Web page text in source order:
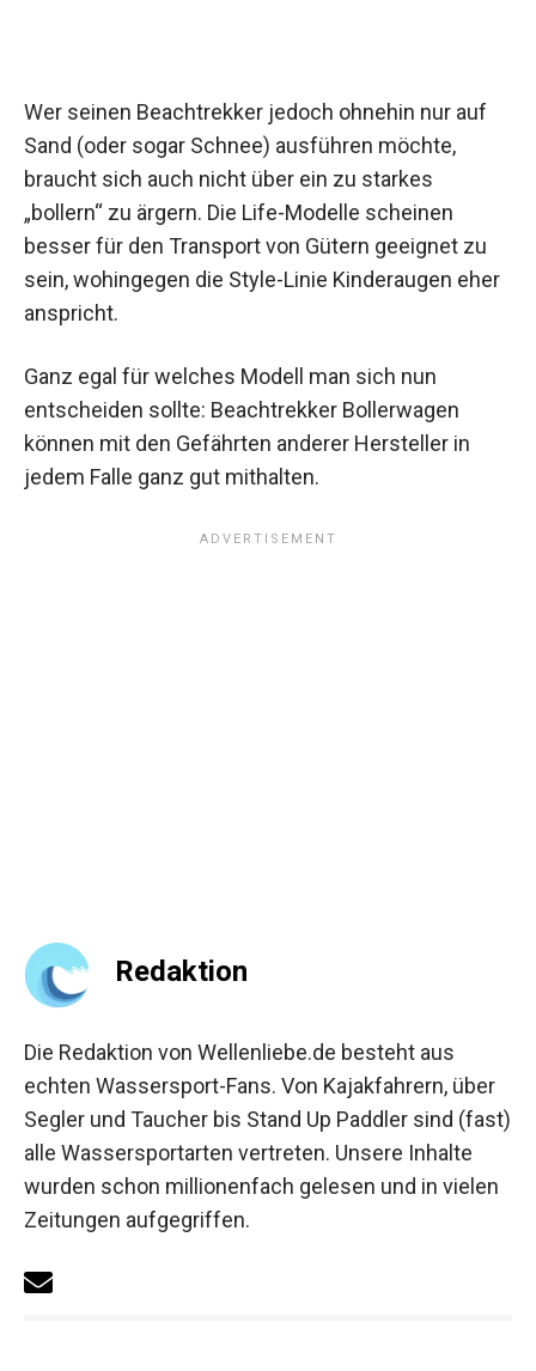
Wer seinen Beachtrekker jedoch ohnehin nur auf
Sand (oder sogar Schnee) ausführen möchte,
braucht sich auch nicht über ein zu starkes
„bollern“ zu ärgern. Die Life-Modelle scheinen
besser für den Transport von Gütern geeignet zu
sein, wohingegen die Style-Linie Kinderaugen eher
anspricht.
Ganz egal für welches Modell man sich nun
entscheiden sollte: Beachtrekker Bollerwagen
können mit den Gefährten anderer Hersteller in
jedem Falle ganz gut mithalten.
Redaktion
Die Redaktion von Wellenliebe.de besteht aus
echten Wassersport-Fans. Von Kajakfahrern, über
Segler und Taucher bis Stand Up Paddler sind (fast)
alle Wassersportarten vertreten. Unsere Inhalte
wurden schon millionenfach gelesen und in vielen
Zeitungen aufgegriffen.